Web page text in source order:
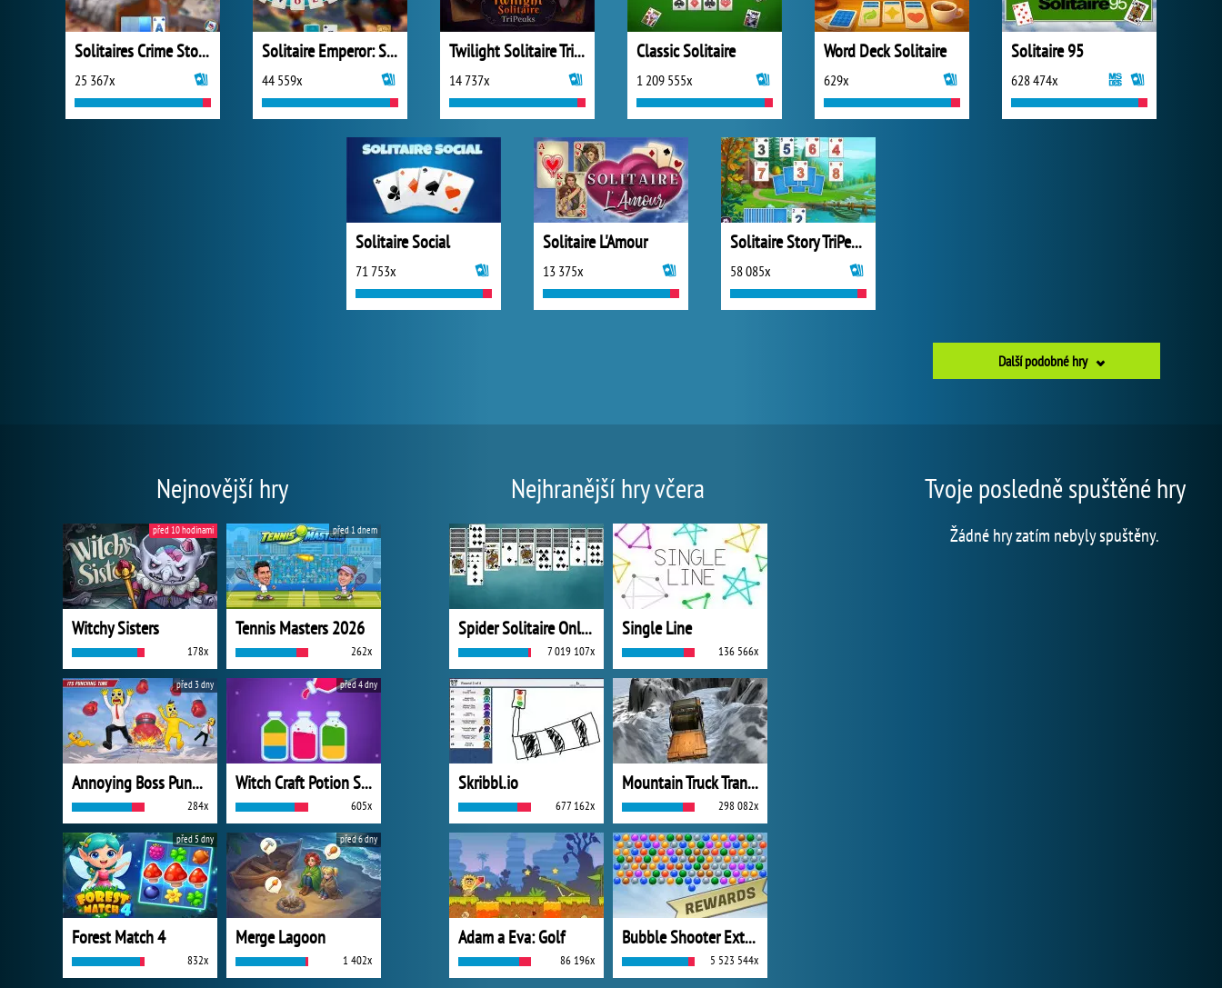
Solitaires Crime Stories
25 367x
Solitaire Emperor: Secrets of Fate
44 559x
Twilight Solitaire TriPeaks
14 737x
Classic Solitaire
1 209 555x
Word Deck Solitaire
629x
Solitaire 95
628 474x
Solitaire Social
71 753x
Solitaire L'Amour
13 375x
Solitaire Story TriPeaks 5
58 085x
Další podobné hry
Nejnovější hry
Witchy Sisters
178x
před 10 hodinami
Tennis Masters 2026
262x
před 1 dnem
Annoying Boss Punch Game
284x
před 3 dny
Witch Craft Potion Sort
605x
před 4 dny
Forest Match 4
832x
před 5 dny
Merge Lagoon
1 402x
před 6 dny
Nejhranější hry včera
Spider Solitaire Online
7 019 107x
Single Line
136 566x
Skribbl.io
677 162x
Mountain Truck Transport
298 082x
Adam a Eva: Golf
86 196x
Bubble Shooter Extreme
5 523 544x
Tvoje posledně spuštěné hry
Žádné hry zatím nebyly spuštěny.